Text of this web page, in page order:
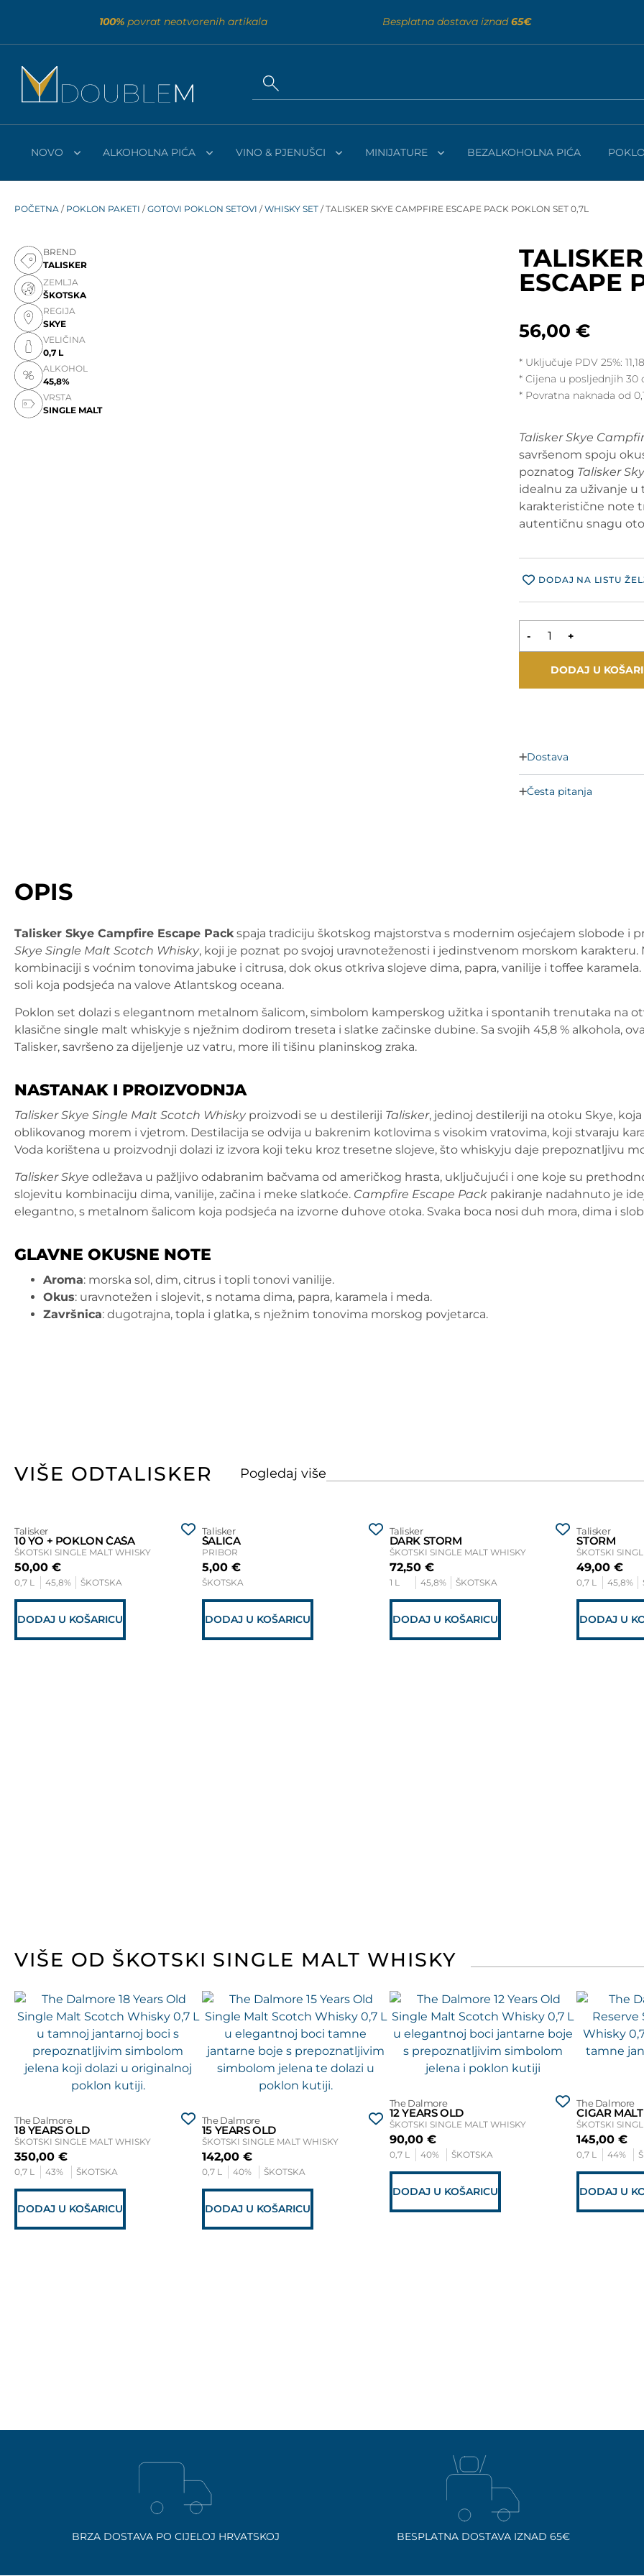
100% povrat neotvorenih artikala Besplatna dostava iznad65€
NOVO ALKOHOLNA PIĆA VINO & PJENUŠCI MINIJATURE BEZALKOHOLNA PIĆA
POČETNA / POKLON PAKETI /GOTOVI POKLON SETOVI /WHISKY SET / TALISKER SKYE CAMPFIRE ESCAPE PACK POKLON SET 0,7L
BREND
TALISKER
ZEMLJA
ŠKOTSKA
REGIJA
SKYE
VELIČINA
0,7 L
ALKOHOL
45,8%
VRSTA
SINGLE MALT
ESCAPE
56,00 €
* Uključuje PDV 25%: 11,18
Cijena u posljednjih 30
* Povratna naknada od
Talisker Skye
savršenom spoju
poznatog Talisker
idealnu za uživanje
karakteristične note
autentičnu snagu
DODAJ NA LISTU
- +
DODAJ U
Dostava
Česta pitanja
OPIS
Talisker Skye Campfire Escape Pack spaja tradiciju škotskog majstorstva s modernim osjećajem slobode i
Skye Single Malt Scotch Whisky, koji je poznat po svojoj uravnoteženosti i jedinstvenom morskom karakteru.
kombinaciji s voćnim tonovima jabuke i citrusa, dok okus otkriva slojeve dima, papra, vanilije i toffee
soli koja podsjeća na valove Atlantskog oceana.
Poklon set dolazi s elegantnom metalnom šalicom, simbolom kamperskog užitka i spontanih trenutaka na
klasične single malt whiskyje s nježnim dodirom treseta i slatke začinske dubine. Sa svojih 45,8 % alkohola,
Talisker, savršeno za dijeljenje uz vatru, more ili tišinu planinskog zraka.
NASTANAK I PROIZVODNJA
Talisker Skye Single Malt Scotch Whiskyproizvodi se u destileriji Talisker, jedinoj destileriji na otoku Skye,
oblikovanog morem i vjetrom. Destilacija se odvija u bakrenim kotlovima s visokim vratovima, koji stvaraju
Voda korištena u proizvodnji dolazi iz izvora koji teku kroz tresetne slojeve, što whiskyju daje prepoznatljivu
Talisker Skye odležava u pažljivo odabranim bačvama od američkog hrasta, uključujući i one koje su
slojevitu kombinaciju dima, vanilije, začina i meke slatkoće. Campfire Escape Pack pakiranje nadahnuto je
elegantno, s metalnom šalicom koja podsjeća na izvorne duhove otoka. Svaka boca nosi duh mora, dima i
GLAVNE OKUSNE NOTE
Aroma: morska sol, dim, citrus i topli tonovi vanilije.
Okus: uravnotežen i slojevit, s notama dima, papra, karamela i meda.
Završnica: dugotrajna, topla i glatka, s nježnim tonovima morskog povjetarca.
VIŠE ODTALISKER
Talisker
10 YO + POKLON ČAŠA
ŠKOTSKI SINGLE MALT WHISKY
50,00 €
0,7 L 45,8% ŠKOTSKA
DODAJ U KOŠARICU
Talisker
ŠALICA
PRIBOR
5,00 €
ŠKOTSKA
DODAJ U KOŠARICU
Talisker
DARK STORM
ŠKOTSKI SINGLE MALT WHISKY
72,50 €
1 L 45,8% ŠKOTSKA
DODAJ U KOŠARICU
Talisker
STORM
ŠKOTSKI
49,00€
0,7 L 45,8%
DODAJ U
VIŠE OD ŠKOTSKI SINGLE MALT WHISKY
The Dalmore
18 YEARS OLD
ŠKOTSKI SINGLE MALT WHISKY
350,00 €
0,7 L 43% ŠKOTSKA
DODAJ U KOŠARICU
The Dalmore
15 YEARS OLD
ŠKOTSKI SINGLE MALT WHISKY
142,00 €
0,7 L 40% ŠKOTSKA
DODAJ U KOŠARICU
The Dalmore
12 YEARS OLD
ŠKOTSKI SINGLE MALT WHISKY
90,00 €
0,7 L 40% ŠKOTSKA
DODAJ U KOŠARICU
The Dalmore
CIGAR
ŠKOTSKI
145,00€
0,7 L 44%
DODAJ U
BRZA DOSTAVA PO CIJELOJ HRVATSKOJ BESPLATNA DOSTAVA IZNAD 65€